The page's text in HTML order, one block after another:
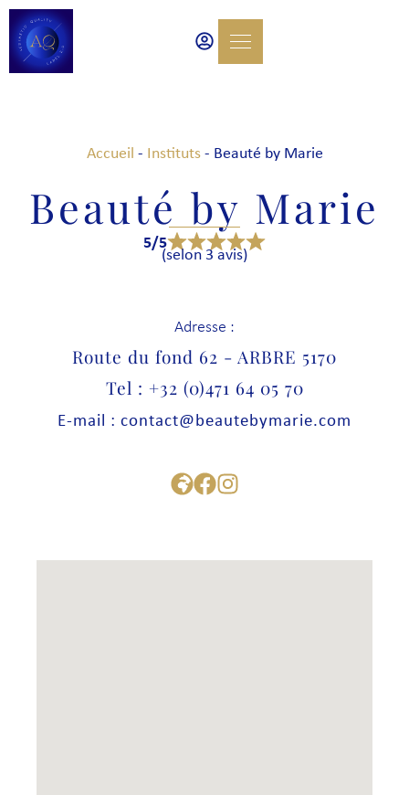
Accueil - Instituts- Beauté by Marie
Beauté by Marie
5/5
(selon 3 avis)
Adresse :
Route du fond 62 - ARBRE 5170
Tel : +32 (0)471 64 05 70
E-mail : contact@beautebymarie.com